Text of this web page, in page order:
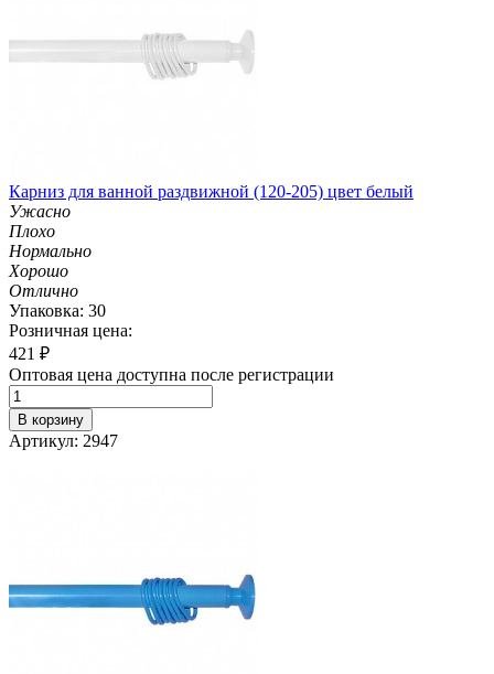
Карниз для ванной раздвижной (120-205) цвет белый
Ужасно
Плохо
Нормально
Хорошо
Отлично
Упаковка: 30
Розничная цена:
421 ₽
Оптовая цена доступна после регистрации
В корзину
Артикул: 2947